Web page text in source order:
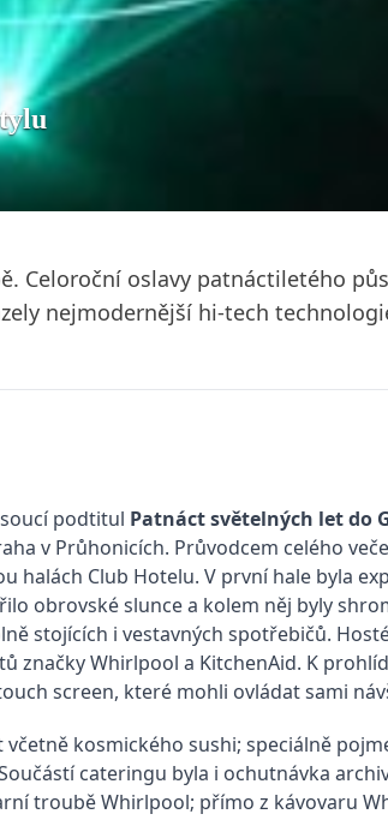
oslavy patnáctiletého
nejmodernější hi-tech
podtitul Patnáct světelných let do
v Průhonicích. Průvodcem celého
halách Club Hotelu. V první hale byla
obrovské slunce a kolem něj byly
stojících i vestavných spotřebičů.
značky Whirlpool a KitchenAid. K
screen, které mohli ovládat sami
kosmického sushi; speciálně
cateringu byla i ochutnávka
troubě Whirlpool; přímo z kávovaru